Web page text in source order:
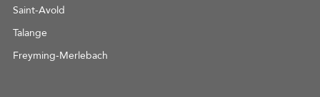
Saint-Avold
Talange
Freyming-Merlebach